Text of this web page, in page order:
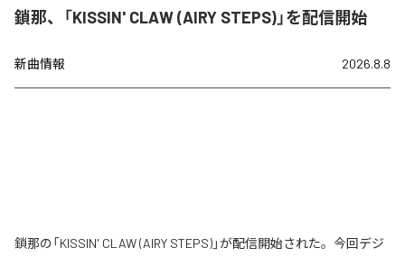
鎖那、「KISSIN' CLAW (AIRY STEPS)」を配信開始
新曲情報 2026.8.8
鎖那の「KISSIN' CLAW (AIRY STEPS)」が配信開始された。今回デジ